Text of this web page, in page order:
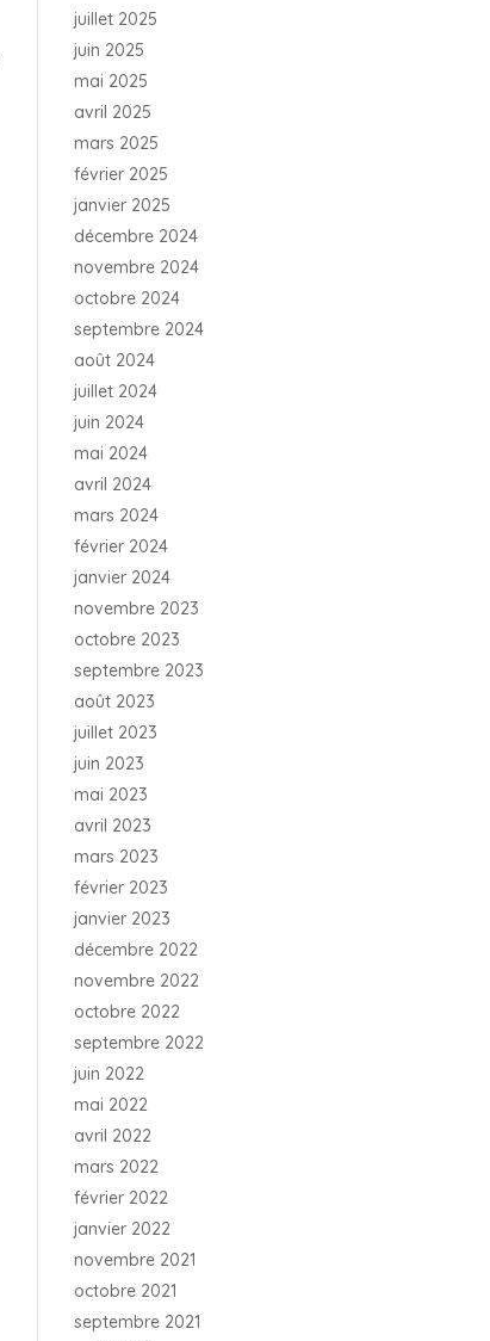
juillet 2025
juin 2025
mai 2025
avril 2025
mars 2025
février 2025
janvier 2025
décembre 2024
novembre 2024
octobre 2024
septembre 2024
août 2024
juillet 2024
juin 2024
mai 2024
avril 2024
mars 2024
février 2024
janvier 2024
novembre 2023
octobre 2023
septembre 2023
août 2023
juillet 2023
juin 2023
mai 2023
avril 2023
mars 2023
février 2023
janvier 2023
décembre 2022
novembre 2022
octobre 2022
septembre 2022
juin 2022
mai 2022
avril 2022
mars 2022
février 2022
janvier 2022
novembre 2021
octobre 2021
septembre 2021